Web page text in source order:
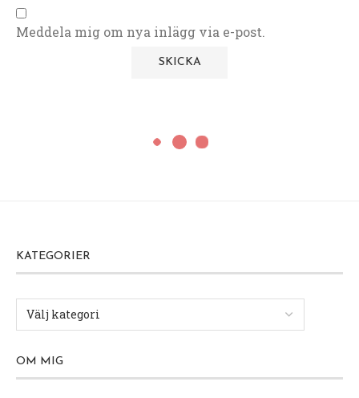
Meddela mig om nya inlägg via e-post.
KATEGORIER
OM MIG